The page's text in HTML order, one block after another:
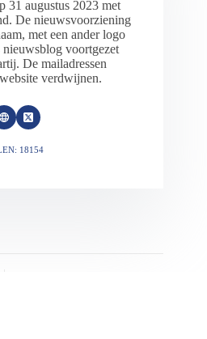
31 augustus 2023 met
De nieuwsvoorziening
met een ander logo
nieuwsblog voortgezet
De mailadressen
verdwijnen.
18154